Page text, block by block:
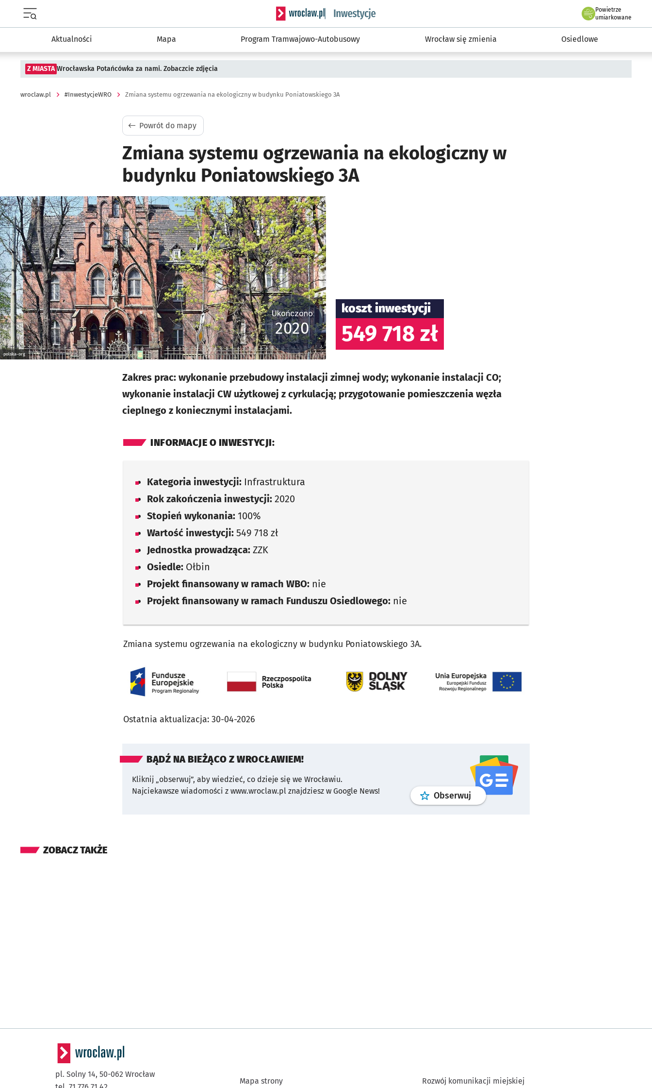
Serwis informacyjny wroclaw.pl podserwis: #InwestycjeWRO - miejskie inwestycje 2019-2032
Powietrze
we Wrocławiu
umiarkowane
Aktualności Mapa Program Tramwajowo-Autobusowy Wrocław się zmienia Osiedlowe
Z MIASTA Wrocławska Potańcówka za nami. Zobaczcie zdjęcia
wroclaw.pl #InwestycjeWRO Zmiana systemu ogrzewania na ekologiczny w budynku Poniatowskiego 3A
Powrót do mapy
Zmiana systemu ogrzewania na ekologiczny w
budynku Poniatowskiego 3A
Kliknij, aby powiększyć
polska-org
Ukończono:
2020
koszt inwestycji
549 718 zł
Zakres prac: wykonanie przebudowy instalacji zimnej wody; wykonanie instalacji CO;
wykonanie instalacji CW użytkowej z cyrkulacją; przygotowanie pomieszczenia węzła
cieplnego z koniecznymi instalacjami.
INFORMACJE O INWESTYCJI:
Kategoria inwestycji: Infrastruktura
Rok zakończenia inwestycji: 2020
Stopień wykonania: 100%
Wartość inwestycji: 549 718 zł
Jednostka prowadząca: ZZK
Osiedle: Ołbin
Projekt finansowany w ramach WBO: nie
Projekt finansowany w ramach Funduszu Osiedlowego: nie
Zmiana systemu ogrzewania na ekologiczny w budynku Poniatowskiego 3A.
Ostatnia aktualizacja: 30-04-2026
BĄDŹ NA BIEŻĄCO Z WROCŁAWIEM!
Kliknij „obserwuj”, aby wiedzieć, co dzieje się we Wrocławiu.
Najciekawsze wiadomości z www.wroclaw.pl znajdziesz w Google News!
Obserwuj profilgoogle news
ZOBACZ TAKŻE
pl. Solny 14, 50-062 Wrocław
Mapa strony Rozwój komunikacji miejskiej